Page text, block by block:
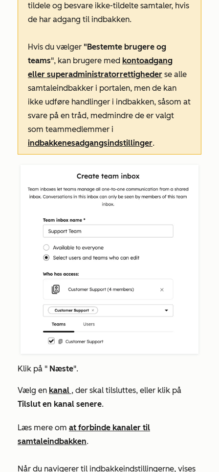
tildele og besvare ikke-tildelte samtaler, hvis
de har adgang til indbakken.
Hvis du vælger "Bestemte brugere og
teams", kan brugere med kontoadgang
eller superadministratorrettigheder se alle
samtaleindbakker i portalen, men de kan
ikke udføre handlinger i indbakken, såsom at
svare på en tråd, medmindre de er valgt
som teammedlemmer i
indbakkenesadgangsindstillinger.
Klik på " Næste".
Vælg en kanal , der skal tilsluttes, eller klik på
Tilslut en kanal senere.
Læs mere om at forbinde kanaler til
samtaleindbakken.
Når du navigerer til indbakkeindstillingerne, vises